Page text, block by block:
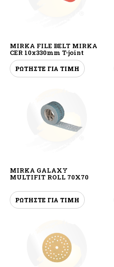
MIRKA FILE BELT MIRKA
CER 10x330mm T-joint
ΡΩΤΗΣΤΕ ΓΙΑ ΤΙΜΗ
MIRKA GALAXY
MULTIFIT ROLL 70X70
ΡΩΤΗΣΤΕ ΓΙΑ ΤΙΜΗ